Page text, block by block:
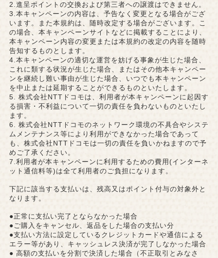
2.進呈ポイントの交換および第三者への譲渡はできません。
3.本キャンペーンの内容は、予告なく変更となる場合がござ
います。また本規約は、随時改定する場合がございます。こ
の場合、本キャンペーンサイトなどに掲載することにより、
本キャンペーン内容の変更または本規約の改定の内容を随時
告知するものとします。
4.本キャンペーンの適切な運営を妨げる事象が生じた場合、
これに類する状況が生じた場合、またはその他本キャンペー
ンを継続し難い事由が生じた場合、いつでも本キャンペーン
を中止または延期することができるものといたします。
5. 株式会社NTTドコモは、利用者が本キャンペーンに起因す
る損害・不利益について一切の責任を負わないものといたし
ます。
6. 株式会社NTTドコモのネットワーク環境の不具合やシステ
ムメンテナンス等により利用ができなかった場合であって
も、株式会社NTTドコモは一切の責任を負いかねますので予
めご了承ください。
7.利用者が本キャンペーンに利用するための費用(インターネ
ット通信料等)は全て利用者のご負担になります。
下記に該当する支払いは、 残高又はポイント付与の対象外と
なります。
●正常に支払い完了とならなかった場合
●ご購入をキャンセル、返品をした場合の支払い分
●支払い方法に設定しているクレジットカードや通信による
エラー等があり、キャッシュレス決済が完了しなかった場合
● 高額の支払いを分割で決済した場合（不正取引とみなさ